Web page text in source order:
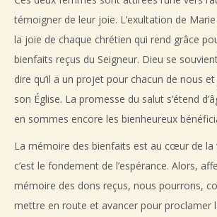
témoigner de leur joie. L’exultation de
la joie de chaque chrétien qui rend grâce
bienfaits reçus du Seigneur. Dieu se
dire qu’il a un projet pour chacun de nous
son Église. La promesse du salut s’étend
en sommes encore les bienheureux
La mémoire des bienfaits est au cœur de la
c’est le fondement de l’espérance. Alors,
mémoire des dons reçus, nous pourrons,
mettre en route et avancer pour proclamer